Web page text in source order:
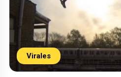
Virales